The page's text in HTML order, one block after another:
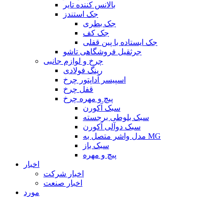
بالانس کننده تایر
جک استندز
جک بطری
جک کف
جک ایستاده با پین قفلی
جرثقیل فروشگاهی تاشو
چرخ و لوازم جانبی
رینگ فولادی
اسپیسر آداپتور چرخ
قفل چرخ
پیچ و مهره چرخ
سبک آکورن
سبک بلوطی برجسته
سبک دوآلی آکورن
مدل واشر متصل به MG
سبک باز
پیچ و مهره
اخبار
اخبار شرکت
اخبار صنعت
مورد